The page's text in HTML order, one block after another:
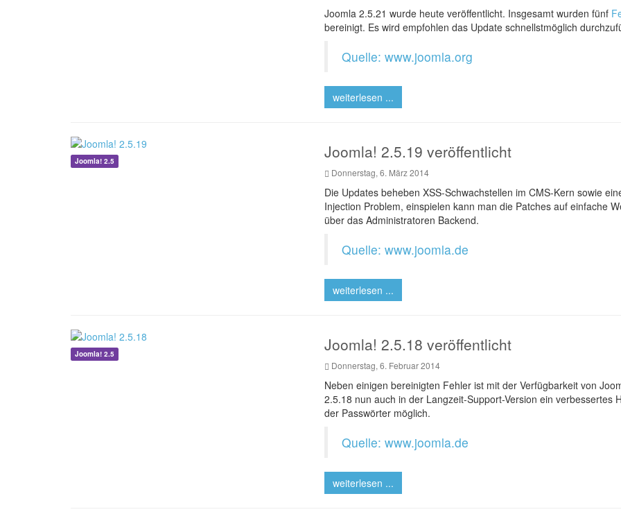
Joomla 2.5.21 wurde heute veröffentlicht. Insgesamt wurden fünf
bereinigt. Es wird empfohlen das Update schnellstmöglich
Quelle: www.joomla.org
weiterlesen ...
Joomla! 2.5 Joomla! 2.5.19 veröffentlicht
Donnerstag, 6. März 2014
Die Updates beheben XSS-Schwachstellen im CMS-Kern sowie
Injection Problem, einspielen kann man die Patches auf einfache
über das Administratoren Backend.
Quelle: www.joomla.de
weiterlesen ...
Joomla! 2.5 Joomla! 2.5.18 veröffentlicht
Donnerstag, 6. Februar 2014
Neben einigen bereinigten Fehler ist mit der Verfügbarkeit von
2.5.18 nun auch in der Langzeit-Support-Version ein verbessertes
der Passwörter möglich.
Quelle: www.joomla.de
weiterlesen ...